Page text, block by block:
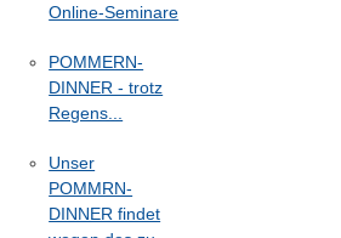
Online-Seminare
POMMERN-
DINNER - trotz
Regens...
Unser
POMMRN-
DINNER findet